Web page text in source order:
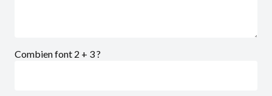
Combien font 2 + 3 ?